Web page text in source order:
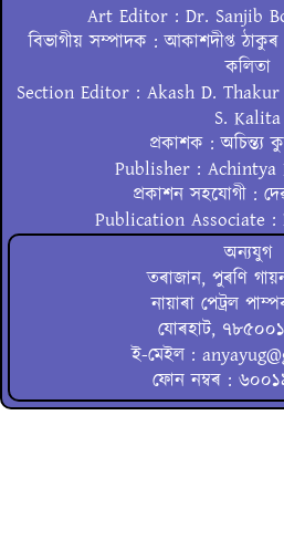
Art Editor : Dr. Sanjib
বিভাগীয় সম্পাদক : আকাশদীপ্ত
কলিতা
Section Editor : Akash D.
S. Kalita
প্ৰকাশক : অচিন্ত্য
Publisher : Achintya
প্ৰকাশন সহযোগী :
Publication Associate
অন্যযুগ
তৰাজান, পুৰণি
নায়াৰা পেট্ৰল
যোৰহাট,
ই-মেইল :
ফোন নম্বৰ :